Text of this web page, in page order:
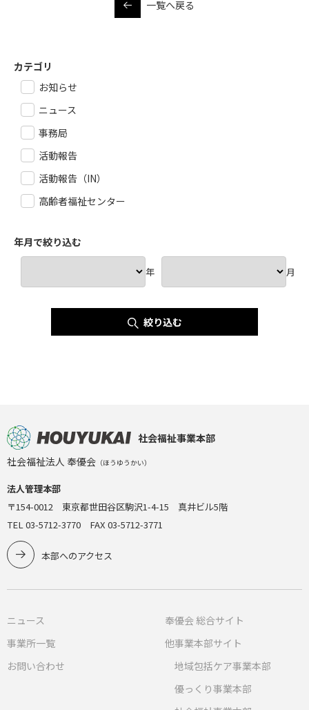
一覧へ戻る
カテゴリ
お知らせ
ニュース
事務局
活動報告
活動報告（IN）
高齢者福祉センター
年月で絞り込む
年 月
絞り込む
社会福祉事業本部
社会福祉法人 奉優会 （ほうゆうかい）
法人管理本部
〒154-0012 東京都世田谷区駒沢1-4-15 真井ビル5階
TEL 03-5712-3770 FAX 03-5712-3771
本部へのアクセス
ニュース
事業所一覧
お問い合わせ
奉優会 総合サイト
他事業本部サイト
地域包括ケア事業本部
優っくり事業本部